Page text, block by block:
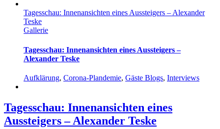
Tagesschau: Innenansichten eines Aussteigers – Alexander
Teske
Gallerie
Tagesschau: Innenansichten eines Aussteigers –
Alexander Teske
Aufklärung, Corona-Plandemie, Gäste Blogs, Interviews
Tagesschau: Innenansichten eines
Aussteigers – Alexander Teske